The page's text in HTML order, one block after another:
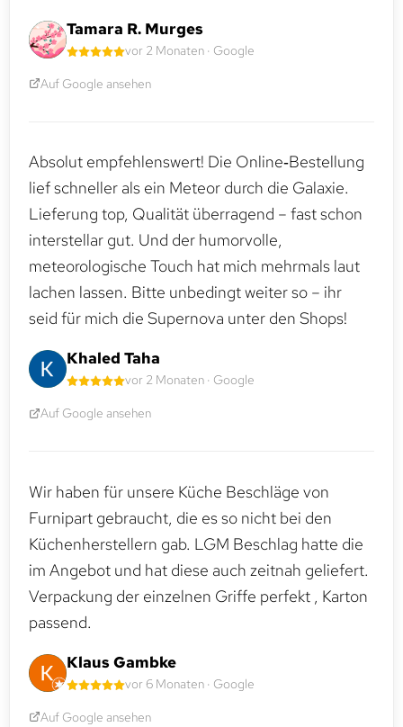
Tamara R. Murges
vor 2 Monaten · Google
Auf Google ansehen
Absolut empfehlenswert! Die Online‑Bestellung
lief schneller als ein Meteor durch die Galaxie.
Lieferung top, Qualität überragend – fast schon
interstellar gut. Und der humorvolle,
meteorologische Touch hat mich mehrmals laut
lachen lassen. Bitte unbedingt weiter so – ihr
seid für mich die Supernova unter den Shops!
Khaled Taha
vor 2 Monaten · Google
Auf Google ansehen
Wir haben für unsere Küche Beschläge von
Furnipart gebraucht, die es so nicht bei den
Küchenherstellern gab. LGM Beschlag hatte die
im Angebot und hat diese auch zeitnah geliefert.
Verpackung der einzelnen Griffe perfekt , Karton
passend.
Klaus Gambke
vor 6 Monaten · Google
Auf Google ansehen